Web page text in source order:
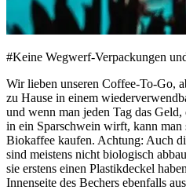
#Keine Wegwerf-Verpackungen
Wir lieben unseren Coffee-To-Go,
zu Hause in einem
und wenn man jeden Tag das Geld,
in ein Sparschwein wirft, kann man
Biokaffee kaufen. Achtung: Auch
sind meistens nicht biologisch
sie erstens einen Plastikdeckel
Innenseite des Bechers ebenfalls